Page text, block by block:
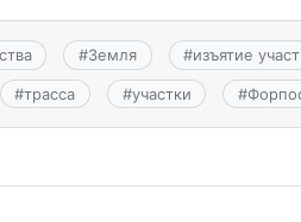
#Земля #изъятие
#трасса #участки #